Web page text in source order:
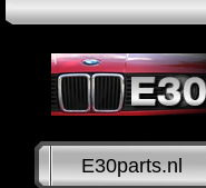
E30parts.nl